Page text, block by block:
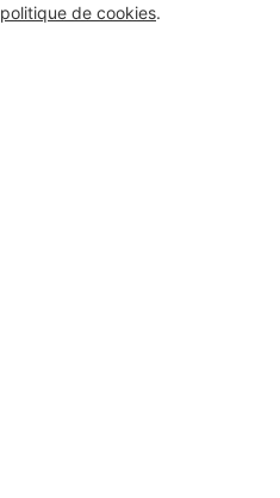
politique de cookies.